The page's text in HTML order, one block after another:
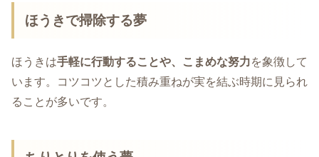
ほうきで掃除する夢
ほうきは手軽に行動することや、こまめな努力を象徴して
います。コツコツとした積み重ねが実を結ぶ時期に見られ
ることが多いです。